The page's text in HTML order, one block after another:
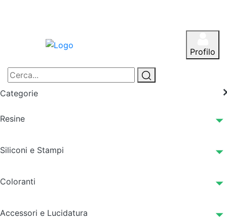
Profilo
Categorie
Resine
Siliconi e Stampi
Coloranti
Accessori e Lucidatura